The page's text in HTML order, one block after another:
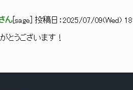
ん sage ] 投稿日： 2025/07/09(Wed)
とうございます！